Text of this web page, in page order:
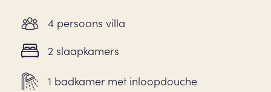
4 persoons villa
2 slaapkamers
1 badkamer met inloopdouche